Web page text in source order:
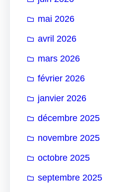
mai 2026
avril 2026
mars 2026
février 2026
janvier 2026
décembre 2025
novembre 2025
octobre 2025
septembre 2025